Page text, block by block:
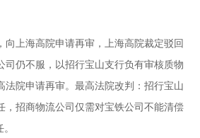
向上海高院申请再审，上海高院裁定驳回
司仍不服，以招行宝山支行负有审核质物
法院申请再审。最高法院改判：招行宝山
，招商物流公司仅需对宝铁公司不能清偿